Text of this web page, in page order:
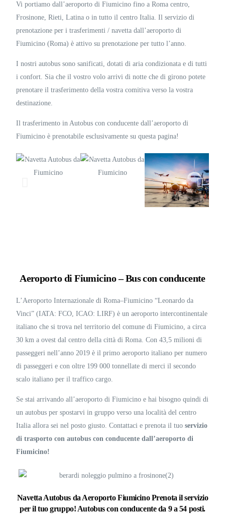
Vi portiamo dall’aeroporto di Fiumicino fino a Roma centro,
Frosinone, Rieti, Latina o in tutto il centro Italia. Il servizio di
prenotazione per i trasferimenti / navetta dall’aeroporto di
Fiumicino (Roma) è attivo su prenotazione per tutto l’anno.
I nostri autobus sono sanificati, dotati di aria condizionata e di tutti
i confort. Sia che il vostro volo arrivi di notte che di girono potete
prenotare il trasferimento della vostra comitiva verso la vostra
destinazione.
Il trasferimento in Autobus con conducente dall’aeroporto di
Fiumicino è prenotabile esclusivamente su questa pagina!
Aeroporto di Fiumicino – Bus con conducente
L’Aeroporto Internazionale di Roma–Fiumicino “Leonardo da
Vinci” (IATA: FCO, ICAO: LIRF) è un aeroporto intercontinentale
italiano che si trova nel territorio del comune di Fiumicino, a circa
30 km a ovest dal centro della città di Roma. Con 43,5 milioni di
passeggeri nell’anno 2019 è il primo aeroporto italiano per numero
di passeggeri e con oltre 199 000 tonnellate di merci il secondo
scalo italiano per il traffico cargo.
Se stai arrivando all’aeroporto di Fiumicino e hai bisogno quindi di
un autobus per spostarvi in gruppo verso una località del centro
Italia allora sei nel posto giusto. Contattaci e prenota il tuoservizio
di trasporto con autobus con conducente dall’aeroporto di
Fiumicino!
Navetta Autobus da Aeroporto Fiumicino​ Prenota il servizio
per il tuo gruppo! Autobus con conducente da 9 a 54 posti.